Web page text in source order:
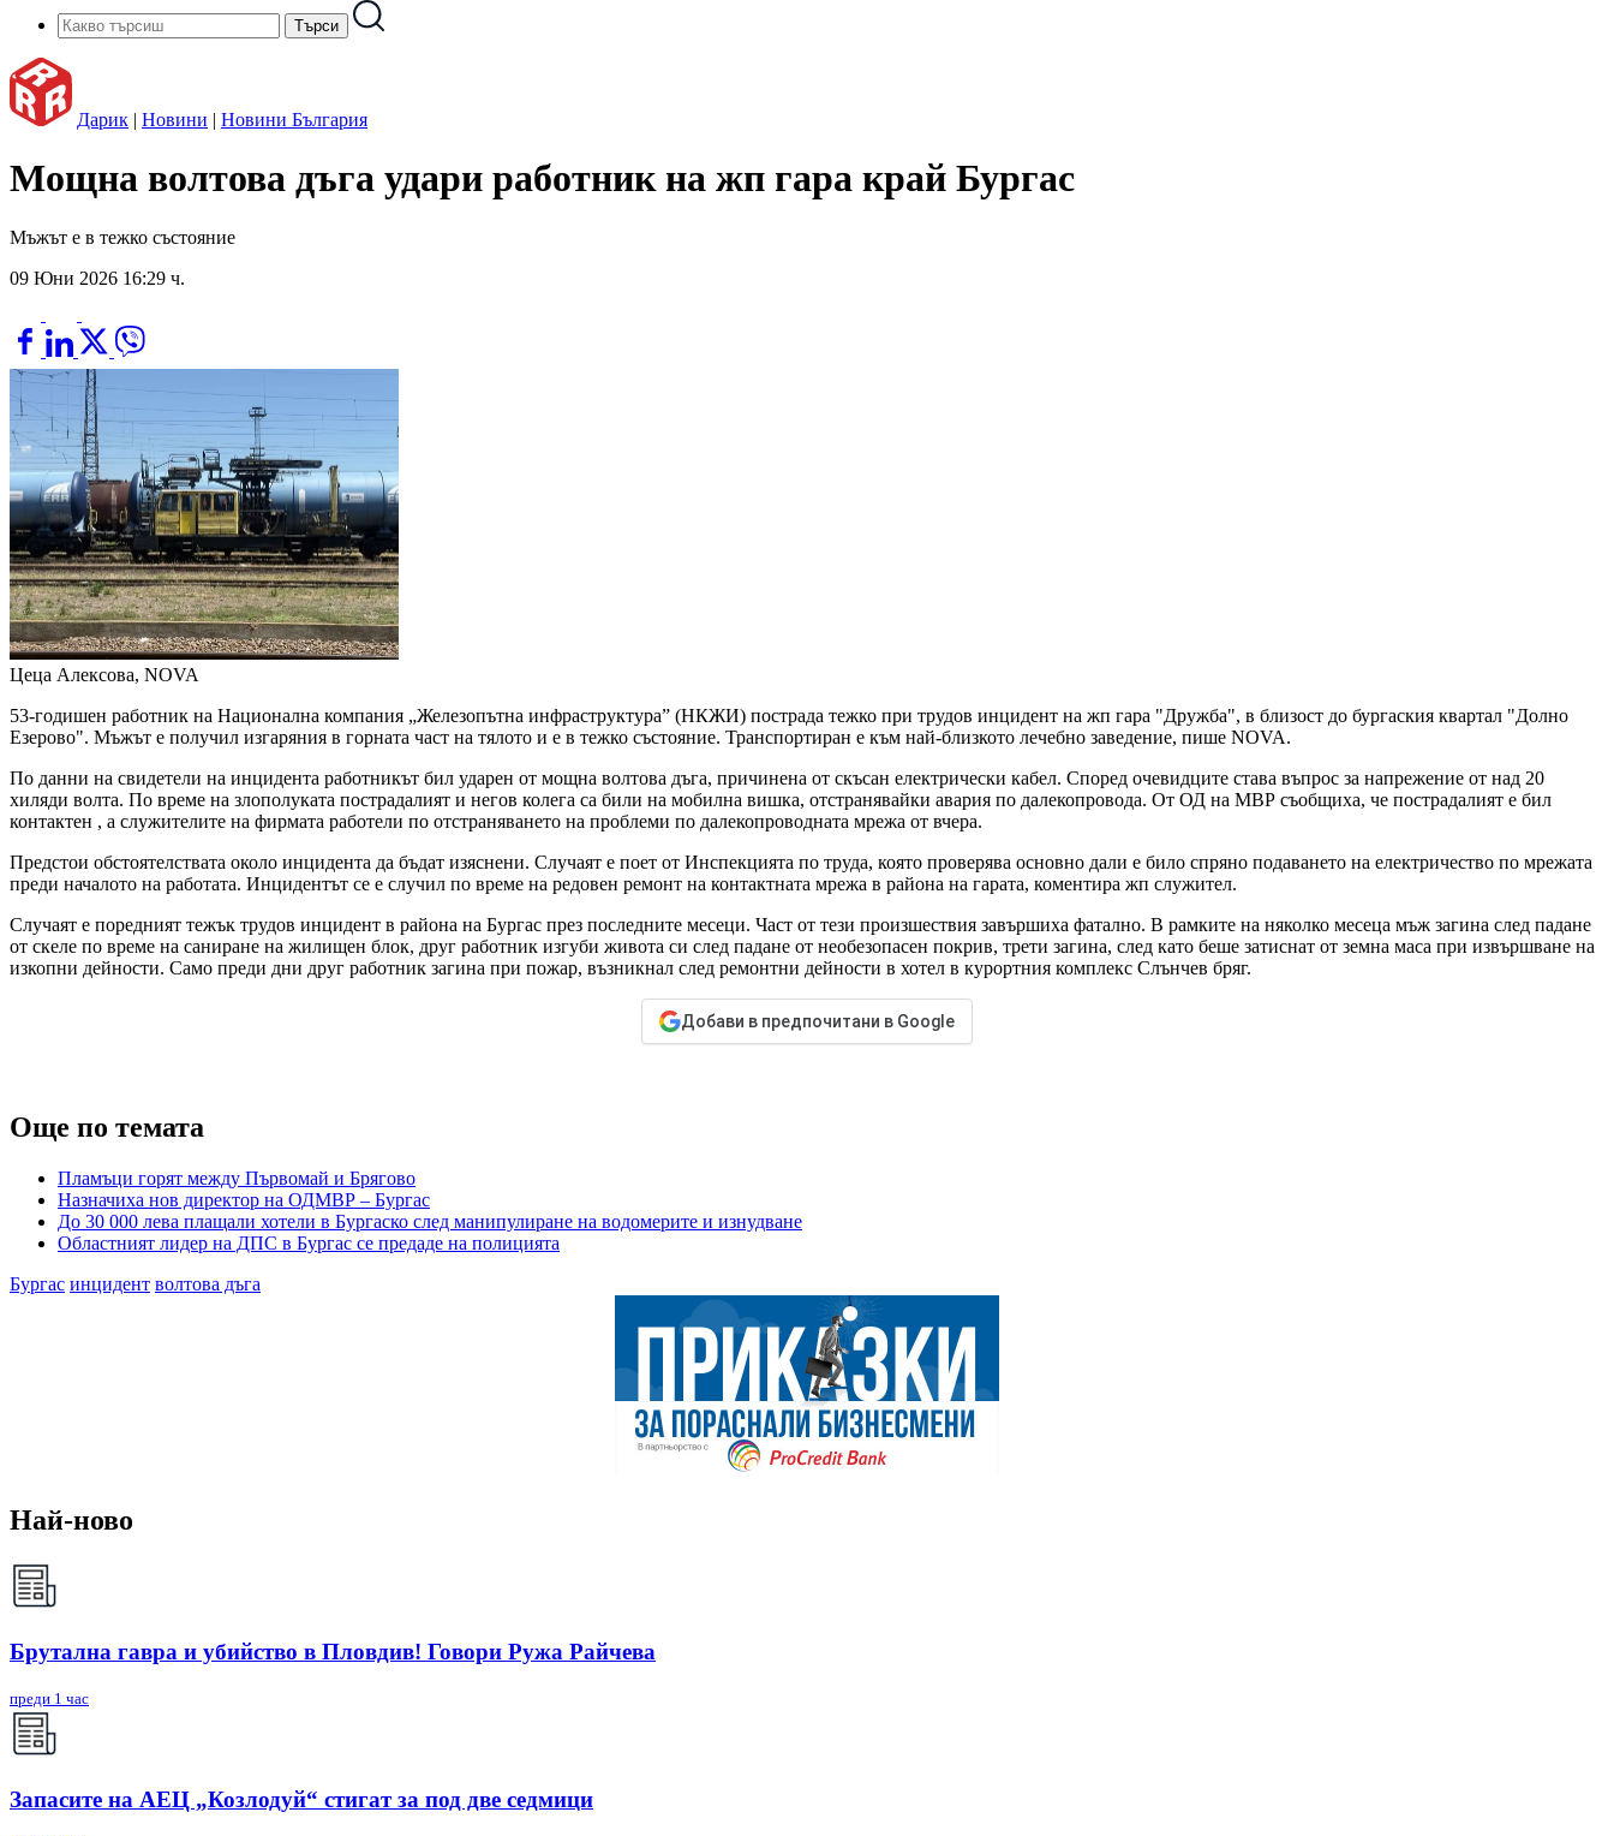
Дарик | Новини | Новини България
Мощна волтова дъга удари работник на жп гара край Бургас
Мъжът е в тежко състояние
09 Юни 2026 16:29 ч.
Цеца Алексова, NOVA
53-годишен работник на Национална компания „Железопътна инфраструктура” (НКЖИ) пострада тежко при трудов инцидент на жп гара "Дружба", в близост до бургаския квартал "Долно
Езерово". Мъжът е получил изгаряния в горната част на тялото и е в тежко състояние. Транспортиран е към най-близкото лечебно заведение, пише NOVA.
По данни на свидетели на инцидента работникът бил ударен от мощна волтова дъга, причинена от скъсан електрически кабел. Според очевидците става въпрос за напрежение от над 20
хиляди волта. По време на злополуката пострадалият и негов колега са били на мобилна вишка, отстранявайки авария по далекопровода. От ОД на МВР съобщиха, че пострадалият е бил
контактен , а служителите на фирмата работели по отстраняването на проблеми по далекопроводната мрежа от вчера.
Предстои обстоятелствата около инцидента да бъдат изяснени. Случаят е поет от Инспекцията по труда, която проверява основно дали е било спряно подаването на електричество по мрежата
преди началото на работата. Инцидентът се е случил по време на редовен ремонт на контактната мрежа в района на гарата, коментира жп служител.
Случаят е поредният тежък трудов инцидент в района на Бургас през последните месеци. Част от тези произшествия завършиха фатално. В рамките на няколко месеца мъж загина след падане
от скеле по време на саниране на жилищен блок, друг работник изгуби живота си след падане от необезопасен покрив, трети загина, след като беше затиснат от земна маса при извършване на
изкопни дейности. Само преди дни друг работник загина при пожар, възникнал след ремонтни дейности в хотел в курортния комплекс Слънчев бряг.
Добави в предпочитани в Google
Още по темата
Пламъци горят между Първомай и Брягово
Назначиха нов директор на ОДМВР – Бургас
До 30 000 лева плащали хотели в Бургаско след манипулиране на водомерите и изнудване
Областният лидер на ДПС в Бургас се предаде на полицията
Бургас инцидент волтова дъга
Най-ново
Брутална гавра и убийство в Пловдив! Говори Ружа Райчева
преди 1 час
Запасите на АЕЦ „Козлодуй“ стигат за под две седмици